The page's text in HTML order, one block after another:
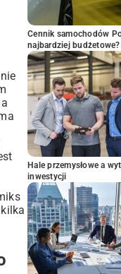
Cennik samochodów
najbardziej budżetowe?
Hale przemysłowe a
inwestycji